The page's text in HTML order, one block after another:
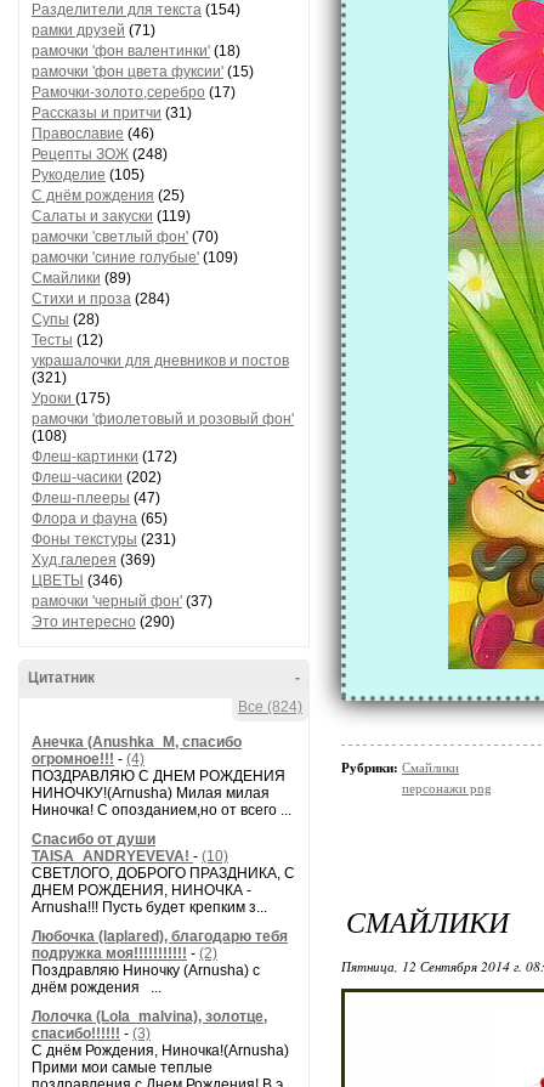
Разделители для текста (154)
рамки друзей (71)
рамочки 'фон валентинки' (18)
рамочки 'фон цвета фуксии' (15)
Рамочки-золото,серебро (17)
Рассказы и притчи (31)
Православие (46)
Рецепты ЗОЖ (248)
Рукоделие (105)
С днём рождения (25)
Салаты и закуски (119)
рамочки 'светлый фон' (70)
рамочки 'синие голубые' (109)
Смайлики (89)
Стихи и проза (284)
Супы (28)
Тесты (12)
украшалочки для дневников и постов
(321)
Уроки (175)
рамочки 'фиолетовый и розовый фон'
(108)
Флеш-картинки (172)
Флеш-часики (202)
Флеш-плееры (47)
Флора и фауна (65)
Фоны текстуры (231)
Худ.галерея (369)
ЦВЕТЫ (346)
рамочки 'черный фон' (37)
Это интересно (290)
-
Цитатник
Все (824)
Анечка (Anushka_M, спасибо
огромное!!! - (4)
ПОЗДРАВЛЯЮ С ДНЕМ РОЖДЕНИЯ
НИНОЧКУ!(Arnusha) Милая милая
Ниночка! С опозданием,но от всего ...
Спасибо от души
TAISA_ANDRYEVEVA! - (10)
СВЕТЛОГО, ДОБРОГО ПРАЗДНИКА, С
ДНЕМ РОЖДЕНИЯ, НИНОЧКА -
Arnusha!!! Пусть будет крепким з...
Любочка (laplared), благодарю тебя
подружка моя!!!!!!!!!!! - (2)
Поздравляю Ниночку (Arnusha) с
днём рождения ...
Лолочка (Lola_malvina), золотце,
спасибо!!!!!! - (3)
С днём Рождения, Ниночка!(Аrnusha)
Прими мои самые теплые
Рубрики: Смайлики
персонажи png
СМАЙЛИКИ
Пятница, 12 Сентября 2014 г.